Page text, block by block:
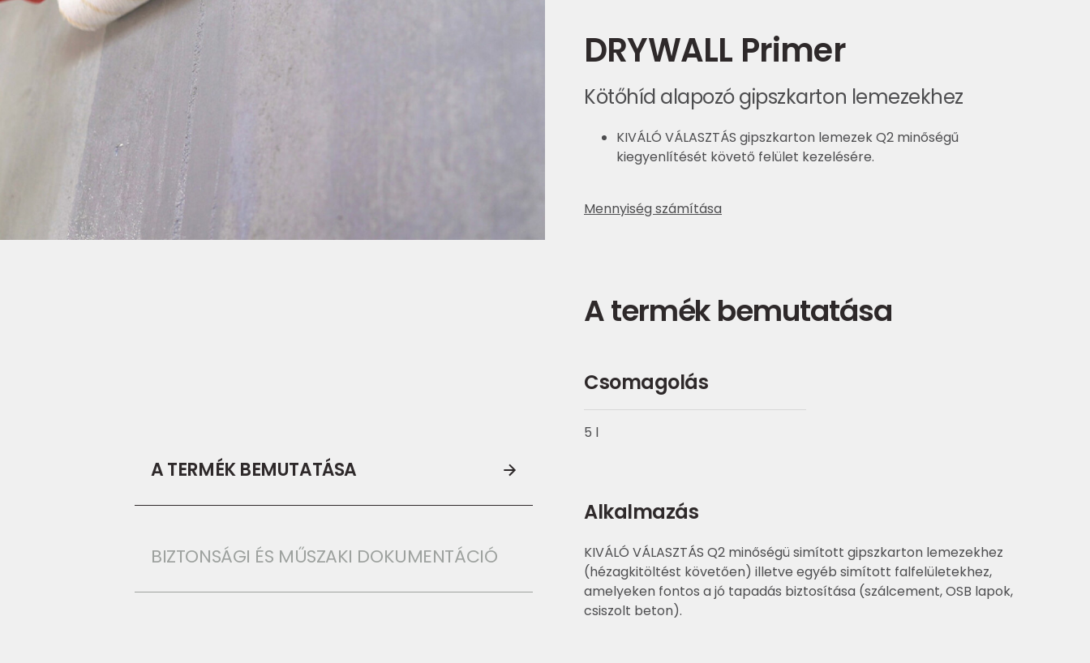
A TERMÉK BEMUTATÁSA
BIZTONSÁGI ÉS MŰSZAKI DOKUMENTÁCIÓ
DRYWALL Primer
Kötőhíd alapozó gipszkarton lemezekhez
KIVÁLÓ VÁLASZTÁS gipszkarton lemezek Q2 minőségű
kiegyenlítését követő felület kezelésére.
Mennyiség számítása
A termék bemutatása
Csomagolás
5 l
Alkalmazás
KIVÁLÓ VÁLASZTÁS Q2 minőségü simított gipszkarton lemezekhez
(hézagkitöltést követően) illetve egyéb simított falfelületekhez,
amelyeken fontos a jó tapadás biztosítása (szálcement, OSB lapok,
csiszolt beton).